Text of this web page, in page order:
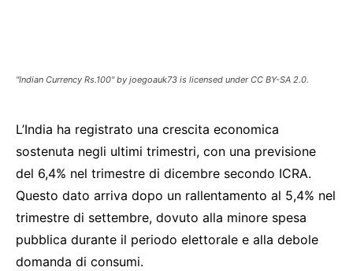
"Indian Currency Rs.100" by joegoauk73 is licensed under CC BY-SA 2.0.
L’India ha registrato una crescita economica
sostenuta negli ultimi trimestri, con una previsione
del 6,4% nel trimestre di dicembre secondo ICRA.
Questo dato arriva dopo un rallentamento al 5,4% nel
trimestre di settembre, dovuto alla minore spesa
pubblica durante il periodo elettorale e alla debole
domanda di consumi.